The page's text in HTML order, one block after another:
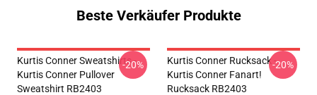
Beste Verkäufer Produkte
Kurtis Conner Sweatshirts -
Kurtis Conner Pullover
Sweatshirt RB2403
-20%
Kurtis Conner Rucksack -
Kurtis Conner Fanart!
Rucksack RB2403
-20%